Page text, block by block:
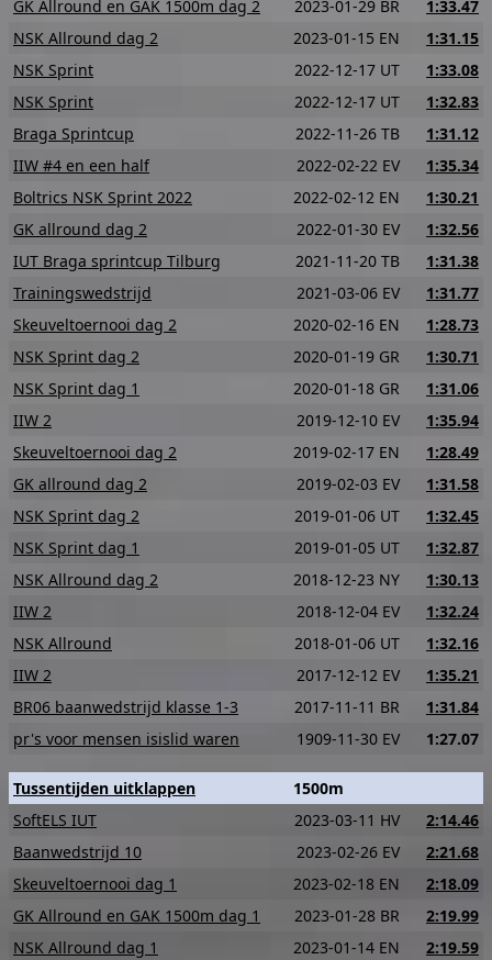
GK Allround en GAK 1500m dag 2 2023-01-29 BR 1:33.47
NSK Allround dag 2
2023-01-15 EN 1:31.15
NSK Sprint
2022-12-17 UT 1:33.08
NSK Sprint
2022-12-17 UT 1:32.83
Braga Sprintcup
2022-11-26 TB 1:31.12
IIW #4 en een half
2022-02-22 EV 1:35.34
Boltrics NSK Sprint 2022
2022-02-12 EN 1:30.21
GK allround dag 2
2022-01-30 EV 1:32.56
IUT Braga sprintcup Tilburg
2021-11-20 TB 1:31.38
Trainingswedstrijd
2021-03-06 EV 1:31.77
Skeuveltoernooi dag 2
2020-02-16 EN 1:28.73
NSK Sprint dag 2
2020-01-19 GR 1:30.71
NSK Sprint dag 1
2020-01-18 GR 1:31.06
IIW 2
2019-12-10 EV 1:35.94
Skeuveltoernooi dag 2
2019-02-17 EN 1:28.49
GK allround dag 2
2019-02-03 EV 1:31.58
NSK Sprint dag 2
2019-01-06 UT 1:32.45
NSK Sprint dag 1
2019-01-05 UT 1:32.87
NSK Allround dag 2
2018-12-23 NY 1:30.13
IIW 2
2018-12-04 EV 1:32.24
NSK Allround
2018-01-06 UT 1:32.16
IIW 2
2017-12-12 EV 1:35.21
BR06 baanwedstrijd klasse 1-3
2017-11-11 BR 1:31.84
pr's voor mensen isislid waren
1909-11-30 EV 1:27.07
Tussentijden uitklappen
1500m
SoftELS IUT
2023-03-11 HV 2:14.46
Baanwedstrijd 10
2023-02-26 EV 2:21.68
Skeuveltoernooi dag 1
2023-02-18 EN 2:18.09
GK Allround en GAK 1500m dag 1
2023-01-28 BR 2:19.99
NSK Allround dag 1
2023-01-14 EN 2:19.59